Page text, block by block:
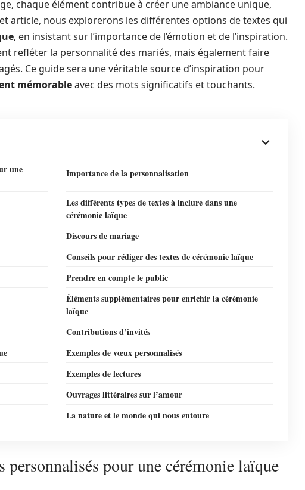
chaque élément contribue à créer une ambiance unique,
article, nous explorerons les différentes options de textes qui
, en insistant sur l’importance de l’émotion et de l’inspiration.
refléter la personnalité des mariés, mais également faire
Ce guide sera une véritable source d’inspiration pour
mémorableavec des mots significatifs et touchants.
une
Importance de la personnalisation
Les différents types de textes à inclure dans une
cérémonie laïque
Discours de mariage
Conseils pour rédiger des textes de cérémonie laïque
Prendre en compte le public
Éléments supplémentaires pour enrichir la cérémonie
laïque
Contributions d’invités
Exemples de vœux personnalisés
Exemples de lectures
Ouvrages littéraires sur l’amour
La nature et le monde qui nous entoure
pour une cérémonie laïque